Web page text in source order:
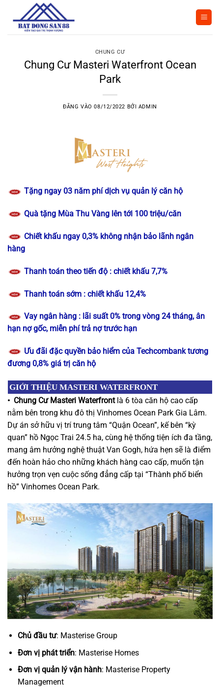
CHUNG CƯ
Chung Cư Masteri Waterfront Ocean
Park
ĐĂNG VÀO08/12/2022 BỞI ADMIN
Tặng ngay 03 năm phí dịch vụ quản lý căn hộ
Quà tặng Mùa Thu Vàng lên tới 100 triệu/căn
Chiết khấu ngay 0,3% không nhận bảo lãnh ngân
hàng
Thanh toán theo tiến độ : chiết khấu 7,7%
Thanh toán sớm : chiết khấu 12,4%
Vay ngân hàng : lãi suất 0% trong vòng 24 tháng, ân
hạn nợ gốc, miễn phí trả nợ trước hạn
Ưu đãi đặc quyền bảo hiểm của Techcombank tương
đương 0,8% giá trị căn hộ
GIỚI THIỆU MASTERI WATERFRONT
• Chung Cư Masteri Waterfrontlà 6 tòa căn hộ cao cấp
nằm bên trong khu đô thị Vinhomes Ocean Park Gia Lâm.
Dự án sở hữu vị trí trung tâm “Quận Ocean”, kế bên “kỳ
quan” hồ Ngọc Trai 24.5 ha, cùng hệ thống tiện ích đa tầng,
mang âm hưởng nghệ thuật Van Gogh, hứa hẹn sẽ là điểm
đến hoàn hảo cho những khách hàng cao cấp, muốn tận
hưởng trọn vẹn cuộc sống đẳng cấp tại “Thành phố biển
hồ” Vinhomes Ocean Park.
Chủ đầu tư: Masterise Group
Đơn vị phát triển: Masterise Homes
Đơn vị quản lý vận hành: Masterise Property
Management